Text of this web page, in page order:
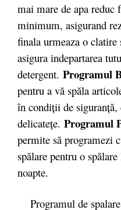
mai mare de apa reduc
minimum, asigurand
finala urmeaza o
asigura indepartarea
detergent. Programul
pentru a vă spăla
în condiții de siguranță,
delicatețe. Programul
permite să programezi
spălare pentru o
noapte.
Programul de spalare